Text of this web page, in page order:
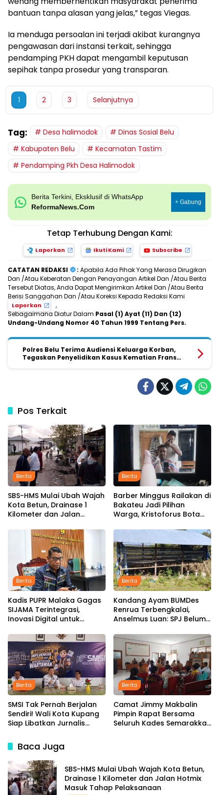
bantuan tanpa alasan yang jelas,” tegas Viegas.
Ia menduga persoalan ini terjadi akibat kurangnya
pengawasan dari instansi terkait, sehingga
pendamping PKH dapat mengambil keputusan
sepihak tanpa prosedur yang transparan.
1 2 3 Selanjutnya
Tag: Desa halimodok
Dinas Sosial Belu
Kabupaten Belu
Kecamatan Tastim
Pendamping Pkh Desa Halimodok
Berita Terkini, Eksklusif di WhatsApp
ReformaNews.Com
+ Gabung
Tetap Terhubung Dengan Kami:
Laporkan Ikuti Kami Subscribe
CATATAN REDAKSI : Apabila Ada Pihak Yang Merasa Dirugikan
Dan /Atau Keberatan Dengan Penayangan Artikel Dan /Atau Berita
Tersebut Diatas, Anda Dapat Mengirimkan Artikel Dan /Atau Berita
Berisi Sanggahan Dan /Atau Koreksi Kepada Redaksi Kami
Laporkan
,
Sebagaimana Diatur Dalam Pasal (1) Ayat (11) Dan (12)
Undang-Undang Nomor 40 Tahun 1999 Tentang Pers.
Polres Belu Terima Audiensi Keluarga Korban,
Tegaskan Penyelidikan Kasus Kematian Frans
Pos Terkait
Berita
SBS-HMS Mulai Ubah Wajah
Kota Betun, Drainase 1
Kilometer dan Jalan
Pelaksanaan
Berita
Barber Minggus Railakan di
Bakateu Jadi Pilihan
Warga, Kristoforus Bota
Rambut dengan Tarif Rp15
Ribu per Kepala
Berita
Kadis PUPR Malaka Gagas
SIJAMA Terintegrasi,
Inovasi Digital untuk
Infrastruktur
Berita
Kandang Ayam BUMDes
Renrua Terbengkalai,
Anselmus Luan: SPJ Belum
Desa Sejak Januari Belum
Dibayar
Berita
SMSI Tak Pernah Berjalan
Sendiri! Wali Kota Kupang
Siap Libatkan Jurnalis
Pemkot
Berita
Camat Jimmy Makbalin
Pimpin Rapat Bersama
Seluruh Kades Semarakkan
Baca Juga
SBS-HMS Mulai Ubah Wajah Kota Betun,
Drainase 1 Kilometer dan Jalan Hotmix
Masuk Tahap Pelaksanaan